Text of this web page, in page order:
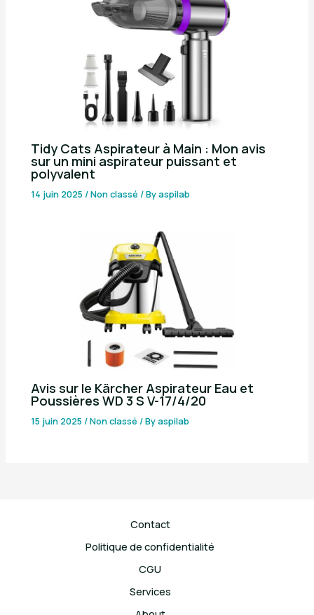
Tidy Cats Aspirateur à Main : Mon avis
sur un mini aspirateur puissant et
polyvalent
14 juin 2025/Non classé / Byaspilab
Avis sur le Kärcher Aspirateur Eau et
Poussières WD 3 S V-17/4/20
15 juin 2025/Non classé / Byaspilab
Contact
Politique de confidentialité
CGU
Services